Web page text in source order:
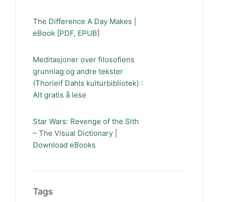
The Difference A Day Makes |
eBook [PDF, EPUB]
Meditasjoner over filosofiens
grunnlag og andre tekster
(Thorleif Dahls kulturbibliotek) :
Alt gratis å lese
Star Wars: Revenge of the Sith
– The Visual Dictionary |
Download eBooks
Tags